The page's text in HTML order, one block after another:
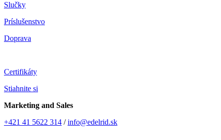
Slučky
Príslušenstvo
Doprava
Certifikáty
Stiahnite si
Marketing and Sales
+421 41 5622 314 /info@edelrid.sk